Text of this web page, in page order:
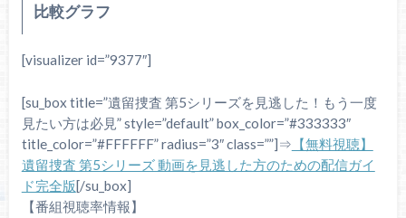
比較グラフ
[visualizer id=”9377″]
[su_box title=”遺留捜査 第5シリーズを見逃した！もう一度
見たい方は必見” style=”default” box_color=”#333333″
title_color=”#FFFFFF” radius=”3″ class=””]⇒ 【無料視聴】
遺留捜査 第5シリーズ 動画を見逃した方のための配信ガイ
ド完全版[/su_box]
【番組視聴率情報】